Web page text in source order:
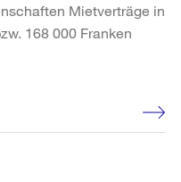
Mietverträge in
168 000 Franken